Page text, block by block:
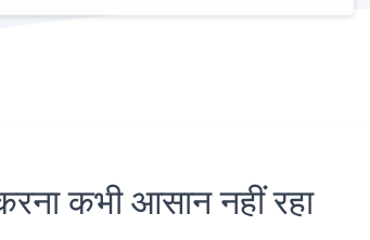
कभी आसान नहीं रहा